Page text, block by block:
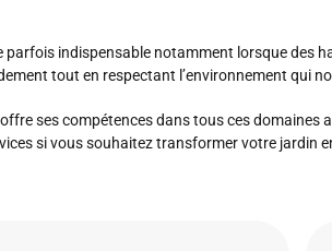
parfois indispensable notamment lorsque des
tout en respectant l’environnement qui
ses compétences dans tous ces
si vous souhaitez transformer votre jardin